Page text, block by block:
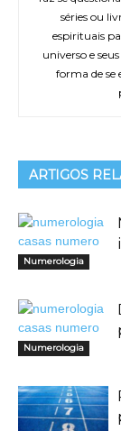
séries ou
espirituais
universo e
forma de se
ARTIGOS
Numerologia
Numerologia